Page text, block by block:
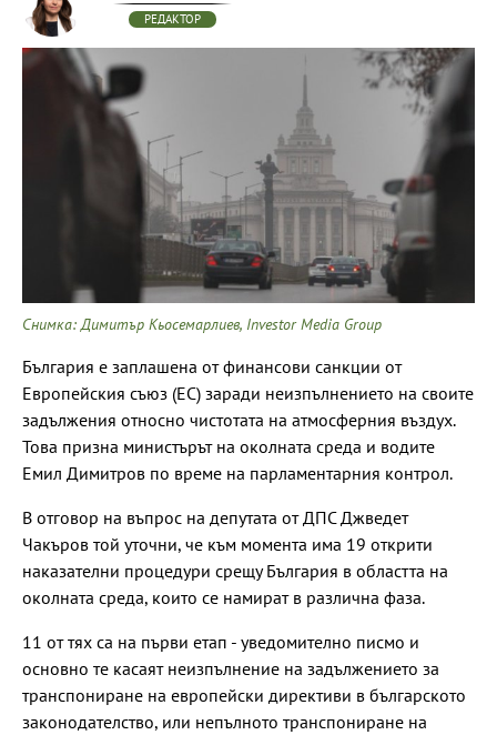
РЕДАКТОР
Снимка: Димитър Кьосемарлиев, Investor Media Group
България е заплашена от финансови санкции от
Европейския съюз (ЕС) заради неизпълнението на своите
задължения относно чистотата на атмосферния въздух.
Това призна министърът на околната среда и водите
Емил Димитров по време на парламентарния контрол.
В отговор на въпрос на депутата от ДПС Джведет
Чакъров той уточни, че към момента има 19 открити
наказателни процедури срещу България в областта на
околната среда, които се намират в различна фаза.
11 от тях са на първи етап - уведомително писмо и
основно те касаят неизпълнение на задължението за
транспониране на европейски директиви в българското
законодателство, или непълното транспониране на